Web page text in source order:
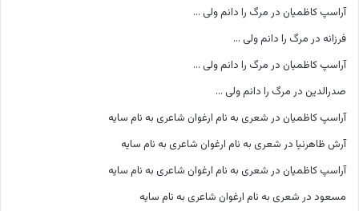
آراسپ کاظمیان در مرگ را دانم ولی …
فرزانه در مرگ را دانم ولی …
آراسپ کاظمیان در مرگ را دانم ولی …
صدرالدین در مرگ را دانم ولی …
آراسپ کاظمیان در شعری به نام ارغوان شاعری به نام سایه
آرش ظاهرنیا در شعری به نام ارغوان شاعری به نام سایه
آراسپ کاظمیان در شعری به نام ارغوان شاعری به نام سایه
مسعود در شعری به نام ارغوان شاعری به نام سایه